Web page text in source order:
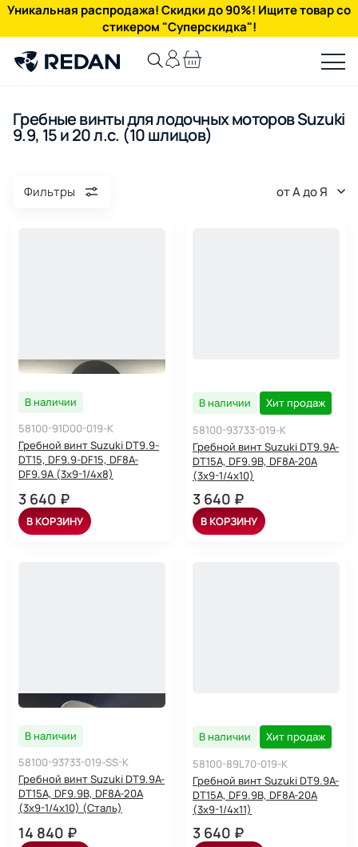
Уникальная распродажа! Скидки до 90%! Ищите товар со
стикером "Суперскидка"!
Гребные винты для лодочных моторов Suzuki
9.9, 15 и 20 л.с. (10 шлицов)
Фильтры от А до Я
В наличии
58100-91D00-019-K
Гребной винт Suzuki DT9.9-
DT15, DF9.9-DF15, DF8A-
DF9.9A (3x9-1/4x8)
3 640 ₽
В КОРЗИНУ
В наличии
Хит продаж
58100-93733-019-K
Гребной винт Suzuki DT9.9A-
DT15A, DF9.9B, DF8A-20A
(3x9-1/4x10)
3 640 ₽
В КОРЗИНУ
В наличии
58100-93733-019-SS-K
Гребной винт Suzuki DT9.9A-
DT15A, DF9.9B, DF8A-20A
(3x9-1/4x10) (Сталь)
14 840 ₽
В наличии
Хит продаж
58100-89L70-019-K
Гребной винт Suzuki DT9.9A-
DT15A, DF9.9B, DF8A-20A
(3x9-1/4x11)
3 640 ₽